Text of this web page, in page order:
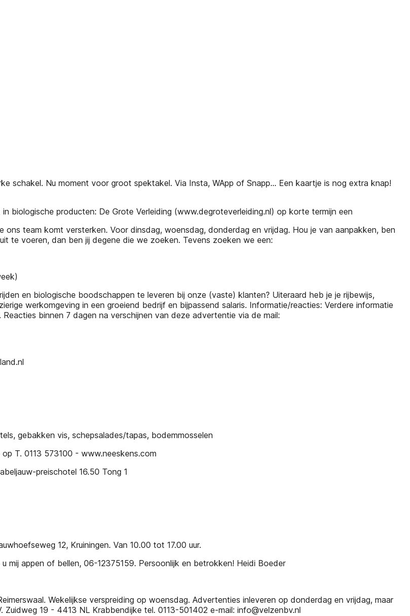
schakel. Nu moment voor groot spektakel. Via Insta, WApp of Snapp... Een kaartje is nog extra knap!
biologische producten: De Grote Verleiding (www.degroteverleiding.nl) op korte termijn een
ons team komt versterken. Voor dinsdag, woensdag, donderdag en vrijdag. Hou je van aanpakken, ben
te voeren, dan ben jij degene die we zoeken. Tevens zoeken we een:
en biologische boodschappen te leveren bij onze (vaste) klanten? Uiteraard heb je je rijbewijs,
werkomgeving in een groeiend bedrijf en bijpassend salaris. Informatie/reacties: Verdere informatie
binnen 7 dagen na verschijnen van deze advertentie via de mail:
gebakken vis, schepsalades/tapas, bodemmosselen
T. 0113 573100 - www.neeskens.com
preischotel 16.50 Tong 1
12, Kruiningen. Van 10.00 tot 17.00 uur.
mij appen of bellen, 06-12375159. Persoonlijk en betrokken! Heidi Boeder
Wekelijkse verspreiding op woensdag. Advertenties inleveren op donderdag en vrijdag, maar
Zuidweg 19 - 4413 NL Krabbendijke tel. 0113-501402 e-mail: info@velzenbv.nl